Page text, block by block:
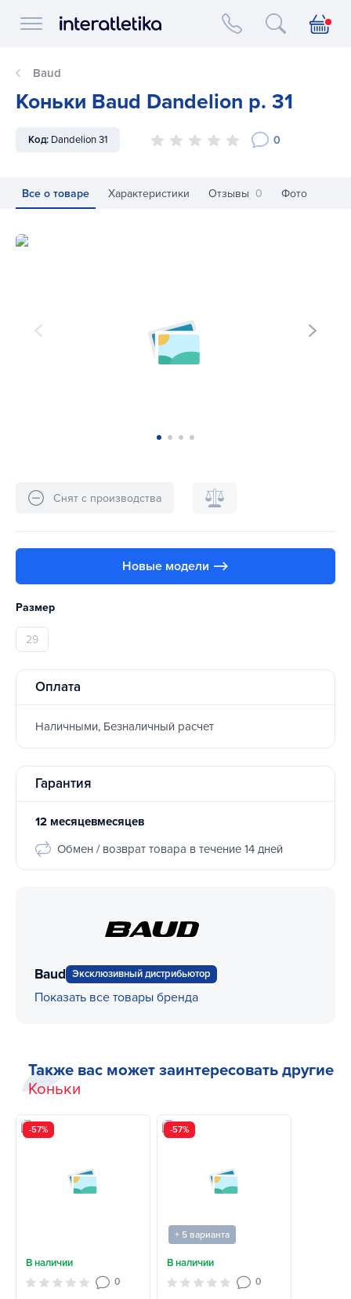
Interatletika logo
Baud
Коньки Baud Dandelion р. 31
Код: Dandelion 31 0
Все о товаре Характеристики Отзывы 0 Фото
Коньки Baud Dandelion р. 31
Снят с производства
Новые модели ⟶
Размер
29
Оплата
Наличными, Безналичный расчет
Гарантия
12 месяцевмесяцев
Обмен / возврат товара в течение 14 дней
Baud Эксклюзивный дистрибьютор
Показать все товары бренда
Также вас может заинтересовать другие
Коньки
-57%
В наличии
0
-57%
+ 5 варианта
В наличии
0